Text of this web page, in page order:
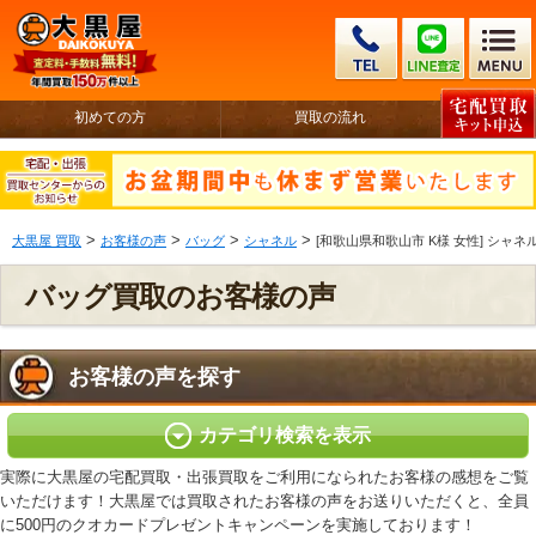
初めての方 買取の流れ
大黒屋 買取 > お客様の声 > バッグ > シャネル > [和歌山県和歌山市 K様 女性] シャネ
バッグ買取のお客様の声
お客様の声を探す
カテゴリ検索を表示
実際に大黒屋の宅配買取・出張買取をご利用になられたお客様の感想をご覧
いただけます！大黒屋では買取されたお客様の声をお送りいただくと、全員
に500円のクオカードプレゼントキャンペーンを実施しております！